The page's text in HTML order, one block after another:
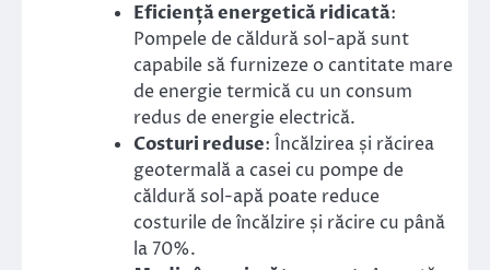
Eficiență energetică ridicată:
Pompele de căldură sol-apă sunt
capabile să furnizeze o cantitate mare
de energie termică cu un consum
redus de energie electrică.
Costuri reduse: Încălzirea și răcirea
geotermală a casei cu pompe de
căldură sol-apă poate reduce
costurile de încălzire și răcire cu până
la 70%.